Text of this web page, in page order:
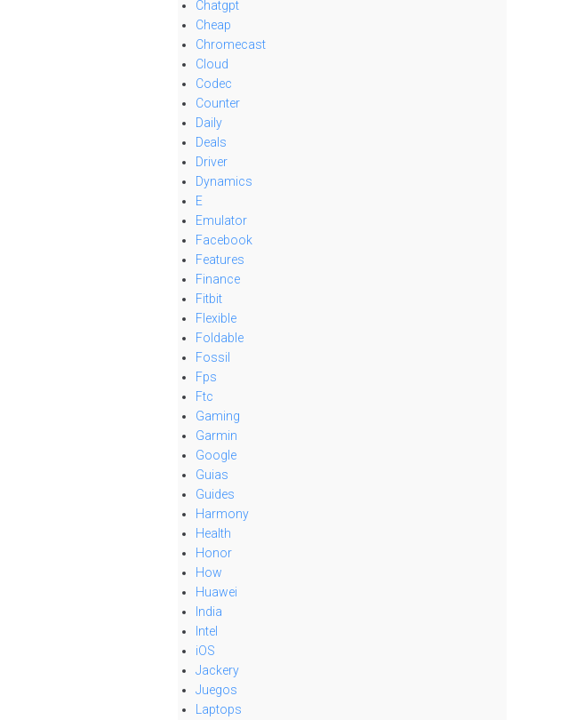
Chatgpt
Cheap
Chromecast
Cloud
Codec
Counter
Daily
Deals
Driver
Dynamics
E
Emulator
Facebook
Features
Finance
Fitbit
Flexible
Foldable
Fossil
Fps
Ftc
Gaming
Garmin
Google
Guias
Guides
Harmony
Health
Honor
How
Huawei
India
Intel
iOS
Jackery
Juegos
Laptops